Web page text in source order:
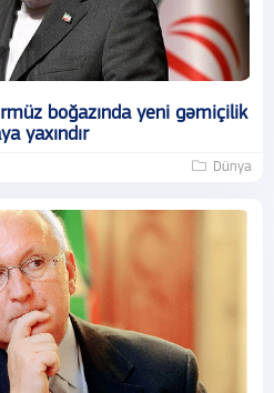
boğazında yeni gəmiçilik
yaxındır
Dünya